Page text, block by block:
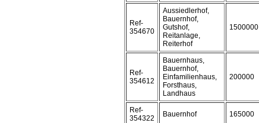
Ref-
354670
Aussiedlerhof,
Bauernhof,
Gutshof,
Reitanlage,
Reiterhof
1500000
Ref-
354612
Bauernhaus,
Bauernhof,
Einfamilienhaus,
Forsthaus,
Landhaus
200000
Ref-
354322
Bauernhof 165000